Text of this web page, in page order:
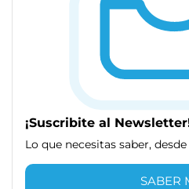
¡Suscribite al
Lo que necesitas saber,
SABER